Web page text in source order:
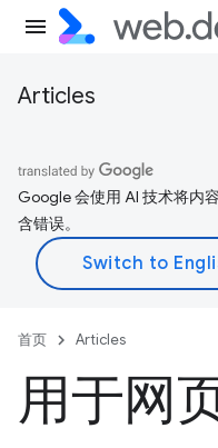
Articles
Google 会使用 AI 技术将内
含错误。
首页 Articles
用于网